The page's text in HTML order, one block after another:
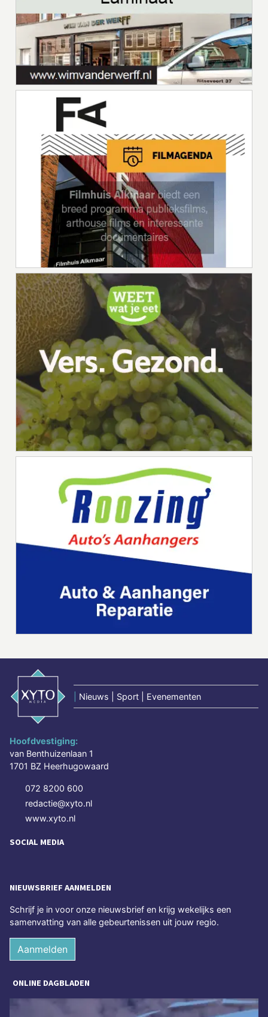
Nieuws | Sport | Evenementen
Hoofdvestiging:
van Benthuizenlaan 1
1701 BZ Heerhugowaard
072 8200 600
redactie@xyto.nl
www.xyto.nl
SOCIAL MEDIA
NIEUWSBRIEF AANMELDEN
Schrijf je in voor onze nieuwsbrief en krijg wekelijks een
samenvatting van alle gebeurtenissen uit jouw regio.
Aanmelden
ONLINE DAGBLADEN